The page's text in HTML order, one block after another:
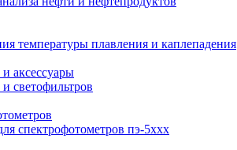
температуры плавления и каплепадения
аксессуары
светофильтров
спектрофотометров пэ-5ххх